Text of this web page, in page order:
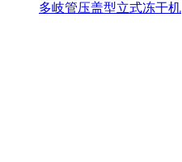
多岐管压盖型立式冻干机